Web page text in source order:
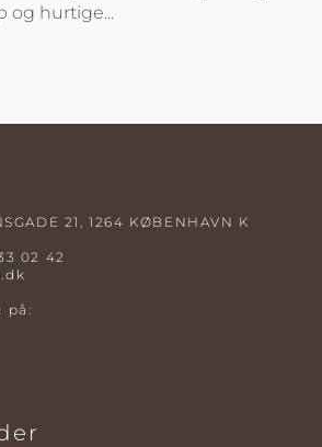
og hurtige...
21, 1264 KØBENHAVN K
02 42
på: